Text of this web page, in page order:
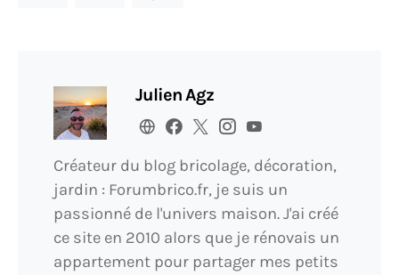
Julien Agz
Créateur du blog bricolage, décoration,
jardin : Forumbrico.fr, je suis un
passionné de l'univers maison. J'ai créé
ce site en 2010 alors que je rénovais un
appartement pour partager mes petits